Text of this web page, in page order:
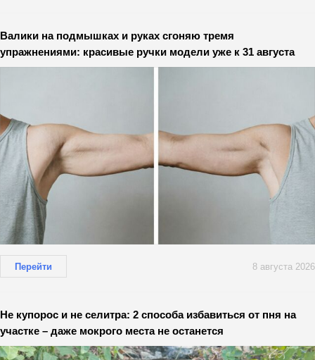
Валики на подмышках и руках сгоняю тремя
упражнениями: красивые ручки модели уже к 31 августа
Перейти 8 августа 2026
Не купорос и не селитра: 2 способа избавиться от пня на
участке – даже мокрого места не останется